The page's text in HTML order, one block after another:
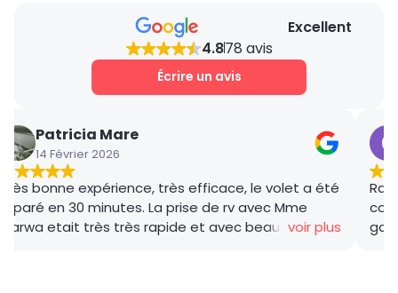
Excellent
4.878 avis
Écrire un avis
Patricia Mare
14 Février 2026
Très bonne expérience, très efficace, le volet a été
réparé en 30 minutes. La prise de rv avec Mme
Marwa etait très très rapide et avec beaucoup de
voir plus